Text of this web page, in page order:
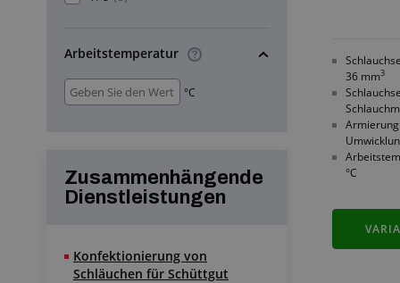
Arbeitstemperatur
°C
Zusammenhängende
Dienstleistungen
Konfektionierung von
Schläuchen für Schüttgut
36 mm3
°C